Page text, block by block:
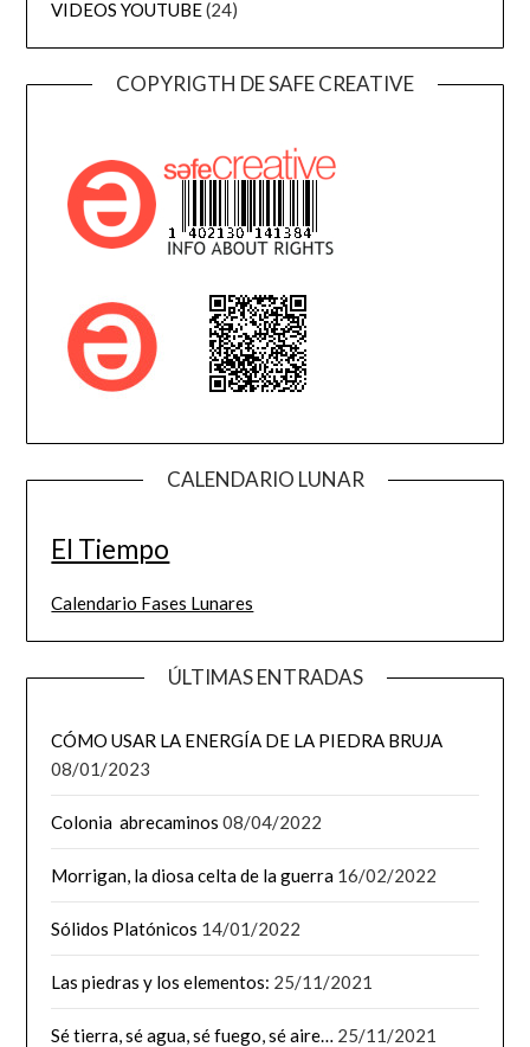
VIDEOS YOUTUBE(24)
COPYRIGTH DE SAFE CREATIVE
CALENDARIO LUNAR
El Tiempo
Calendario Fases Lunares
ÚLTIMAS ENTRADAS
CÓMO USAR LA ENERGÍA DE LA PIEDRA BRUJA
08/01/2023
Colonia abrecaminos 08/04/2022
Morrigan, la diosa celta de la guerra 16/02/2022
Sólidos Platónicos 14/01/2022
Las piedras y los elementos: 25/11/2021
Sé tierra, sé agua, sé fuego, sé aire… 25/11/2021